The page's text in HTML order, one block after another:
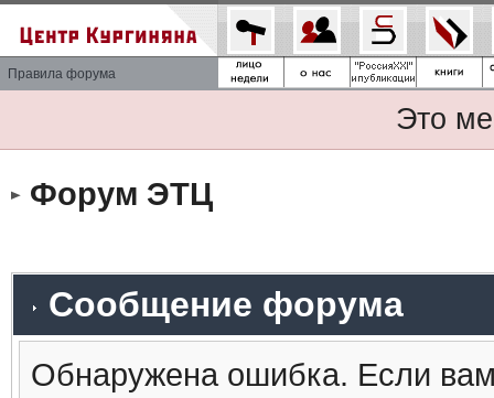
Правила форума
Это
Форум ЭТЦ
Сообщение форума
Обнаружена ошибка. Если